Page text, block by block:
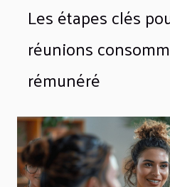
Les étapes clés
réunions
rémunéré